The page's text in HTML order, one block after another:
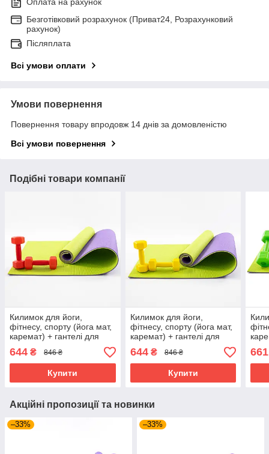
Безготівковий розрахунок (Приват24, Розрахунковий
рахунок)
Післяплата
Всі умови оплати
Умови повернення
Повернення товару впродовж 14 днів за домовленістю
Всі умови повернення
Подібні товари компанії
Килимок для йоги,
фітнесу, спорту (йога мат,
каремат) + гантелі для
фітнесу 2шт по 1кг
OSPORT Set 76 (n-0106)
Салатово-червоний
644 ₴ 846 ₴
Купити
Килимок для йоги,
фітнесу, спорту (йога мат,
каремат) + гантелі для
фітнесу 2шт по 1кг
OSPORT Set 76 (n-0106)
Салатово-жовтий
644₴ 846 ₴
Купити
661
Акційні пропозиції та новинки
–33% –33%